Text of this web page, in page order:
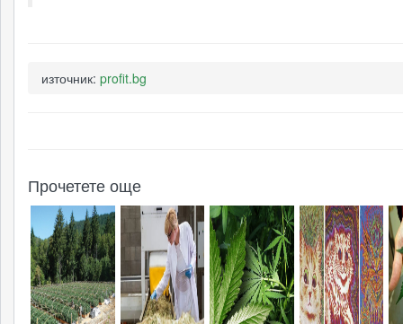
източник: profit.bg
Прочетете още